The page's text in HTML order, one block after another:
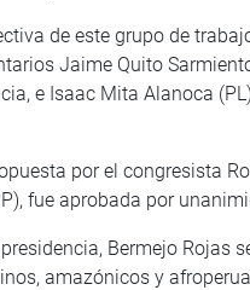
de este grupo de
Jaime Quito
e Isaac Mita Alanoca
por el congresista
fue aprobada por
Bermejo Rojas
amazónicos y